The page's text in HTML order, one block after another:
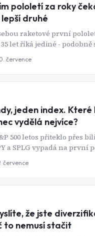
pololetí za roky
druhé
raketové první
let říká jediné - podobně
července
jeden index. Které
vydělá nejvíce?
500 letos přiteklo přes
a SPLG vypadá na první
statisíce korun.
července
že jste
to nemusí stačit